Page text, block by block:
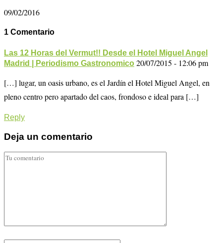
09/02/2016
1 Comentario
Las 12 Horas del Vermut!! Desde el Hotel Miguel Angel
Madrid | Periodismo Gastronomico 20/07/2015 - 12:06 pm
[…] lugar, un oasis urbano, es el Jardín el Hotel Miguel Angel, en
pleno centro pero apartado del caos, frondoso e ideal para […]
Reply
Deja un comentario